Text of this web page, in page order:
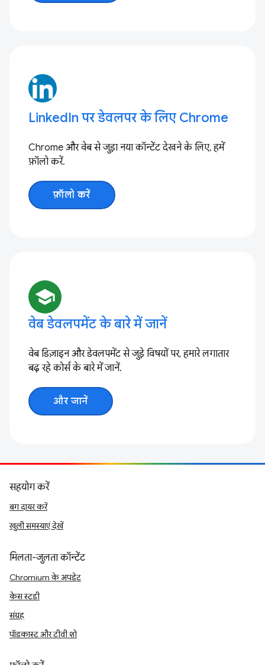
LinkedIn पर डेवलपर के लिए Chrome
Chrome और वेब से जुड़ा नया कॉन्टेंट देखने के लिए, हमें
फ़ॉलो करें.
फ़ॉलो करें
school
वेब डेवलपमेंट के बारे में जानें
वेब डिज़ाइन और डेवलपमेंट से जुड़े विषयों पर, हमारे लगातार
बढ़ रहे कोर्स के बारे में जानें.
और जानें
सहयोग करें
बग दायर करें
खुली समस्याएं देखें
मिलता-जुलता कॉन्टेंट
Chromium के अपडेट
केस स्टडी
संग्रह
पॉडकास्ट और टीवी शो